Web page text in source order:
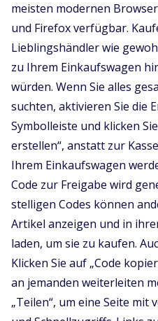
meisten modernen
und Firefox verfügbar.
Lieblingshändler wie
zu Ihrem Einkaufswagen
würden. Wenn Sie alles
suchten, aktivieren Sie die
Symbolleiste und klicken
erstellen“, anstatt zur
Ihrem Einkaufswagen
Code zur Freigabe wird
stelligen Codes können
Artikel anzeigen und in
laden, um sie zu kaufen.
Klicken Sie auf „Code
an jemanden weiterleiten
„Teilen“, um eine Seite mit